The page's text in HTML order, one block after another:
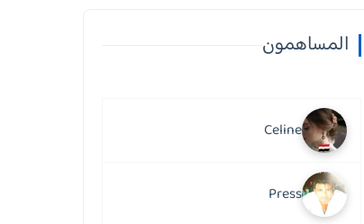
المساهمون
Celine
Press